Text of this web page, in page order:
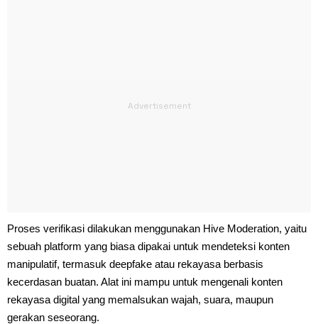
Proses verifikasi dilakukan menggunakan Hive Moderation, yaitu
sebuah platform yang biasa dipakai untuk mendeteksi konten
manipulatif, termasuk deepfake atau rekayasa berbasis
kecerdasan buatan. Alat ini mampu untuk mengenali konten
rekayasa digital yang memalsukan wajah, suara, maupun
gerakan seseorang.